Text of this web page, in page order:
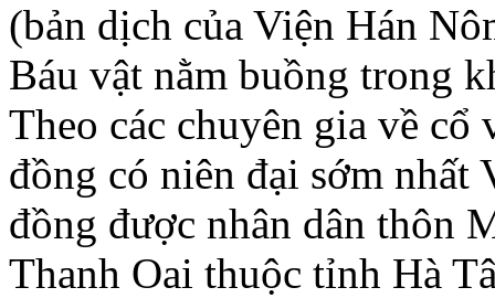
(bản dịch của Viện Hán
Báu vật nằm buồng trong
Theo các chuyên gia về cổ
đồng có niên đại sớm nhất
đồng được nhân dân thôn
Thanh Oai thuộc tỉnh Hà